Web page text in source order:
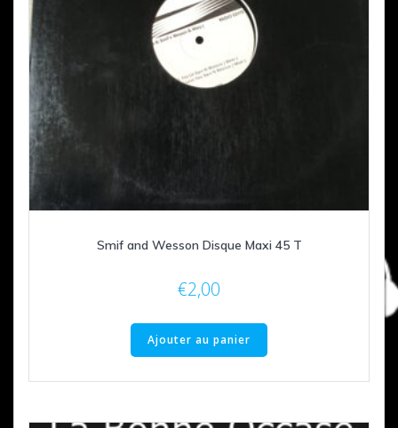
Smif and Wesson Disque Maxi 45 T
€2,00
Ajouter au panier